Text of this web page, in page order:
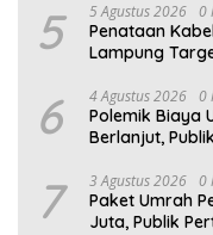
5 5 Agustus 2026 0
Penataan
Lampung
6 4 Agustus 2026 0
Polemik Biaya
Berlanjut,
7 3 Agustus 2026 0
Paket Umrah
Juta, Publik